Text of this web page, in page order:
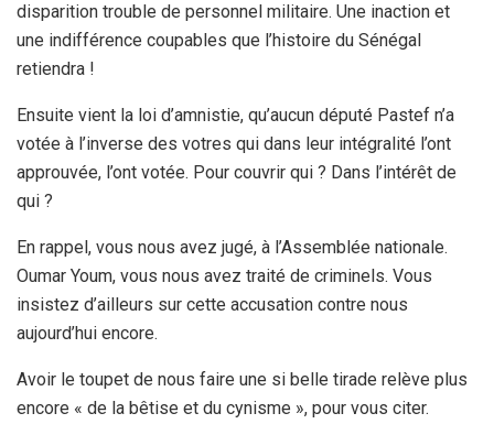
disparition trouble de personnel militaire. Une inaction et
une indifférence coupables que l’histoire du Sénégal
retiendra !
Ensuite vient la loi d’amnistie, qu’aucun député Pastef n’a
votée à l’inverse des votres qui dans leur intégralité l’ont
approuvée, l’ont votée. Pour couvrir qui ? Dans l’intérêt de
qui ?
En rappel, vous nous avez jugé, à l’Assemblée nationale.
Oumar Youm, vous nous avez traité de criminels. Vous
insistez d’ailleurs sur cette accusation contre nous
aujourd’hui encore.
Avoir le toupet de nous faire une si belle tirade relève plus
encore « de la bêtise et du cynisme », pour vous citer.